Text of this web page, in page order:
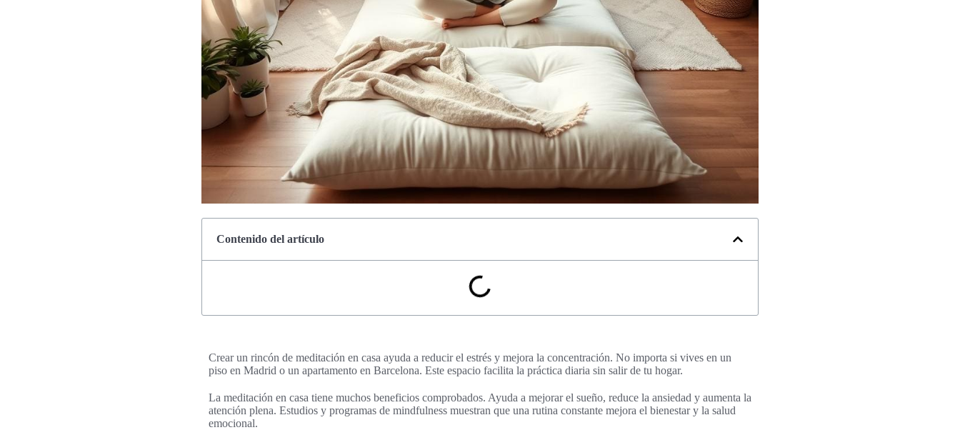
Contenido del artículo
Crear un rincón de meditación en casa ayuda a reducir el estrés y mejora la concentración. No importa si vives en un
piso en Madrid o un apartamento en Barcelona. Este espacio facilita la práctica diaria sin salir de tu hogar.
La meditación en casa tiene muchos beneficios comprobados. Ayuda a mejorar el sueño, reduce la ansiedad y aumenta la
atención plena. Estudios y programas de mindfulness muestran que una rutina constante mejora el bienestar y la salud
emocional.